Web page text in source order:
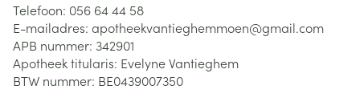
Telefoon: 056 64 44 58
E-mailadres: apotheekvantieghemmoen@gmail.com
APB nummer: 342901
Apotheek titularis: Evelyne Vantieghem
BTW nummer: BE0439007350